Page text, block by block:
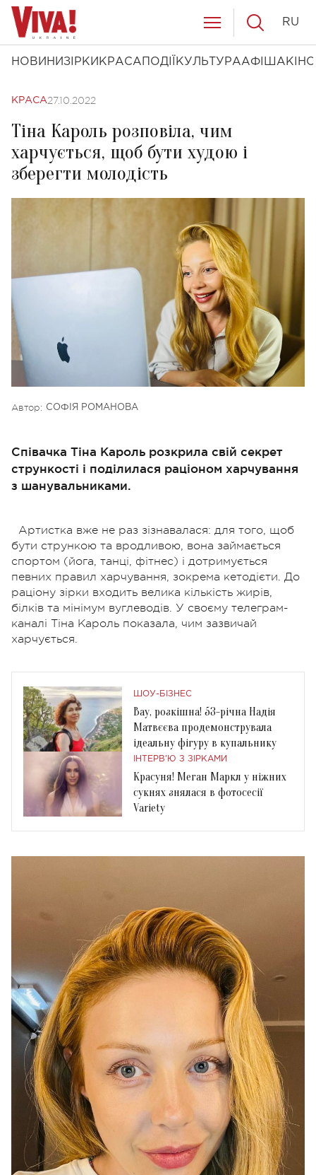
НОВИНИ ЗІРКИ КРАСА ПОДІЇ КУЛЬТУРААФІША КІНО
RU
КРАСА27.10.2022
Тіна Кароль розповіла, чим
харчується, щоб бути худою і
зберегти молодість
Автор: СОФІЯ РОМАНОВА
Співачка Тіна Кароль розкрила свій секрет
стрункості і поділилася раціоном харчування
з шанувальниками.
Артистка вже не раз зізнавалася: для того, щоб
бути стрункою та вродливою, вона займається
спортом (йога, танці, фітнес) і дотримується
певних правил харчування, зокрема кетодієти. До
раціону зірки входить велика кількість жирів,
білків та мінімум вуглеводів. У своєму телеграм-
каналі Тіна Кароль показала, чим зазвичай
харчується.
ШОУ-БІЗНЕС
Вау, розкішна! 53-річна Надія
Матвєєва продемонструвала
ідеальну фігуру в купальнику
ІНТЕРВ'Ю З ЗІРКАМИ
Красуня! Меган Маркл у ніжних
сукнях знялася в фотосесії
Variety